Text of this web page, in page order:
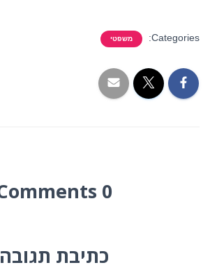
Categories: משפטי
0 Comments
כתיבת תגובה